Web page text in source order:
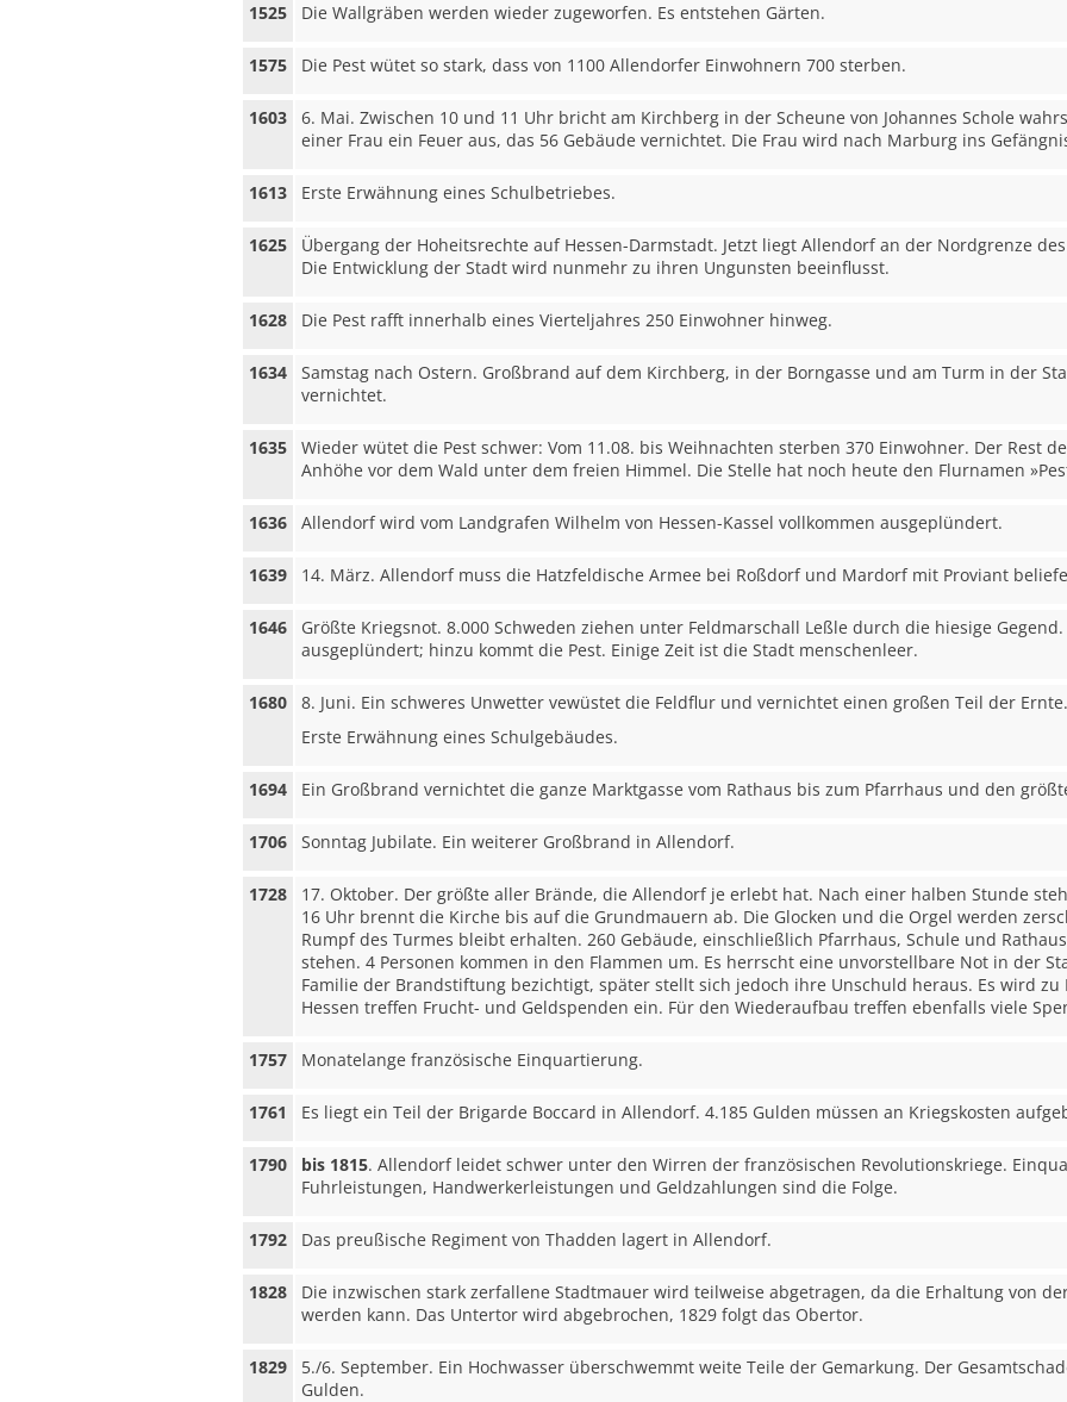
1525 Die Wallgräben werden wieder zugeworfen. Es entstehen Gärten.
1575 Die Pest wütet so stark, dass von 1100 Allendorfer Einwohnern 700 sterben.
1603
6. Mai. Zwischen 10 und 11 Uhr bricht am Kirchberg in der Scheune von Johannes Schole
einer Frau ein Feuer aus, das 56 Gebäude vernichtet. Die Frau wird nach Marburg ins
1613 Erste Erwähnung eines Schulbetriebes.
1625
Übergang der Hoheitsrechte auf Hessen-Darmstadt. Jetzt liegt Allendorf an der Nordgrenze
Die Entwicklung der Stadt wird nunmehr zu ihren Ungunsten beeinflusst.
1628 Die Pest rafft innerhalb eines Vierteljahres 250 Einwohner hinweg.
1634
Samstag nach Ostern. Großbrand auf dem Kirchberg, in der Borngasse und am Turm in der
vernichtet.
1635
Wieder wütet die Pest schwer: Vom 11.08. bis Weihnachten sterben 370 Einwohner. Der Rest
Anhöhe vor dem Wald unter dem freien Himmel. Die Stelle hat noch heute den Flurnamen
1636 Allendorf wird vom Landgrafen Wilhelm von Hessen-Kassel vollkommen ausgeplündert.
1639 14. März. Allendorf muss die Hatzfeldische Armee bei Roßdorf und Mardorf mit Proviant
1646
Größte Kriegsnot. 8.000 Schweden ziehen unter Feldmarschall Leßle durch die hiesige
ausgeplündert; hinzu kommt die Pest. Einige Zeit ist die Stadt menschenleer.
1680
8. Juni. Ein schweres Unwetter vewüstet die Feldflur und vernichtet einen großen Teil der Ernte.
Erste Erwähnung eines Schulgebäudes.
1694 Ein Großbrand vernichtet die ganze Marktgasse vom Rathaus bis zum Pfarrhaus und den
1706 Sonntag Jubilate. Ein weiterer Großbrand in Allendorf.
1728
17. Oktober. Der größte aller Brände, die Allendorf je erlebt hat. Nach einer halben Stunde
16 Uhr brennt die Kirche bis auf die Grundmauern ab. Die Glocken und die Orgel werden
Rumpf des Turmes bleibt erhalten. 260 Gebäude, einschließlich Pfarrhaus, Schule und
stehen. 4 Personen kommen in den Flammen um. Es herrscht eine unvorstellbare Not in der
Familie der Brandstiftung bezichtigt, später stellt sich jedoch ihre Unschuld heraus. Es wird
Hessen treffen Frucht- und Geldspenden ein. Für den Wiederaufbau treffen ebenfalls viele
1757 Monatelange französische Einquartierung.
1761 Es liegt ein Teil der Brigarde Boccard in Allendorf. 4.185 Gulden müssen an Kriegskosten
1790 bis 1815. Allendorf leidet schwer unter den Wirren der französischen Revolutionskriege.
Fuhrleistungen, Handwerkerleistungen und Geldzahlungen sind die Folge.
1792 Das preußische Regiment von Thadden lagert in Allendorf.
1828
Die inzwischen stark zerfallene Stadtmauer wird teilweise abgetragen, da die Erhaltung von
werden kann. Das Untertor wird abgebrochen, 1829 folgt das Obertor.
1829
5./6. September. Ein Hochwasser überschwemmt weite Teile der Gemarkung. Der
Gulden.